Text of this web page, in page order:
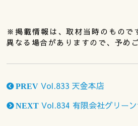
※掲載情報は、取材当時のもので
異なる場合がありますので、予め
PREV Vol.833 天金本店
NEXT Vol.834 有限会社グリーン